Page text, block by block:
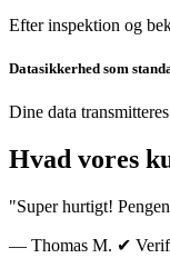
Efter inspektion og
Datasikkerhed som
Dine data
Hvad vores
"Super hurtigt!
— Thomas M. ✔